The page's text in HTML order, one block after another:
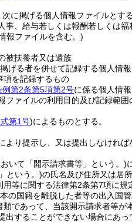
に掲げる個人情報ファイルとする
、給与若しくは報酬若しくは
報ファイルを含む。)
被扶養者又は遺族
げる者を併せて記録する個人情
項を記録するもの
例第2条第5項第2号に係る個人情
ファイルの利用目的及び記録範囲
第1号)によるものとする。
より提示し、又は提出しなければ
いて「開示請求書等」という。)
という。)の氏名及び住所又は居
等に関する法律第2条第7項に
の国籍を離脱した者等の出入国
であって、当該開示請求者等が
することができない場合にあ